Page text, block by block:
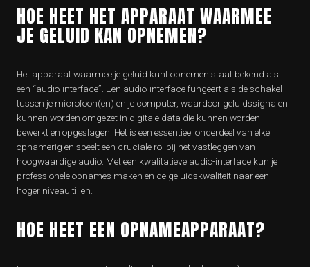
HOE HEET HET APPARAAT WAARMEE
JE GELUID KAN OPNEMEN?
Het apparaat waarmee je geluid kunt opnemen staat bekend als
een “audio-interface”. Een audio-interface fungeert als de schakel
tussen je microfoon(en) en je computer, waardoor geluidssignalen
kunnen worden omgezet in digitale data die kunnen worden
bewerkt en opgeslagen. Het is een essentieel onderdeel van elke
opnamerig en speelt een cruciale rol bij het vastleggen van
hoogwaardige audio. Met een kwalitatieve audio-interface kun je
professionele opnames maken en de geluidskwaliteit naar een
hoger niveau tillen.
HOE HEET EEN OPNAMEAPPARAAT?